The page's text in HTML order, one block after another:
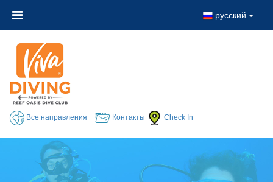
русский
Все направления Контакты Check In